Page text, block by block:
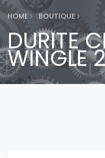
HOME BOUTIQUE
DURITE
WINGLE